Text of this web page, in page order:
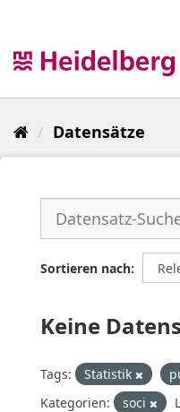
Datensätze
Sortieren nach
Keine
Tags: Statistik
Kategorien:
soci